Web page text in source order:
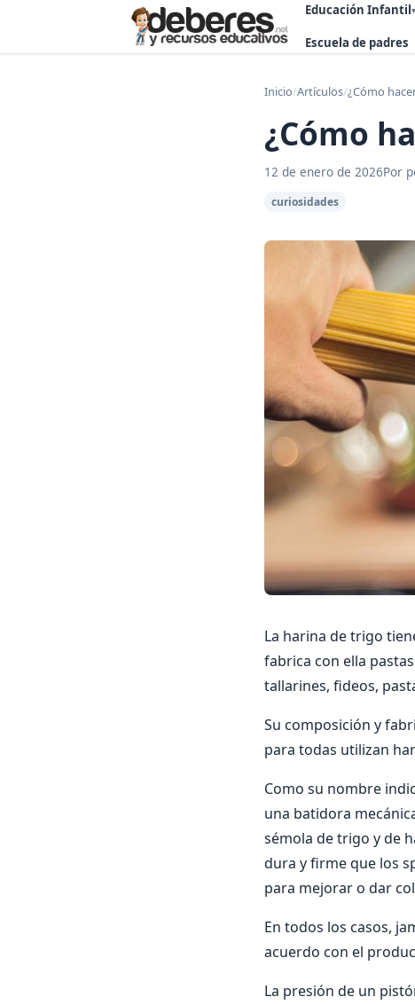
Educación Infantil▾
Escuela de padres
Inicio/Artículos/¿Cómo
¿Cómo
12 de enero de 2026Por
curiosidades
La harina de trigo
fabrica con ella
tallarines, fideos,
Su composición y
para todas utilizan
Como su nombre
una batidora
sémola de trigo y de
dura y firme que los
para mejorar o dar
En todos los casos,
acuerdo con el
La presión de un